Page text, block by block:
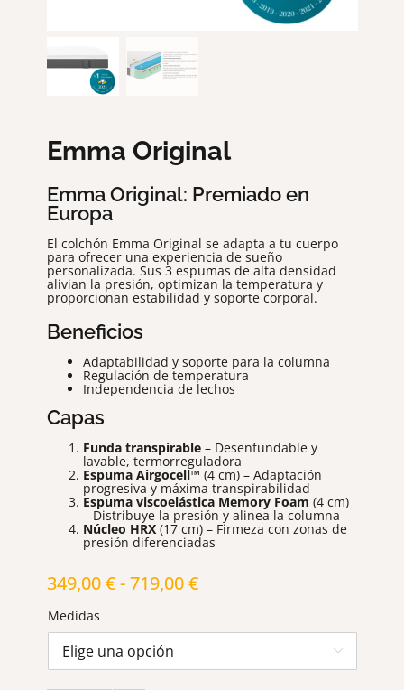
CREA TU SOFÁ A MEDIDA
Emma Original
Emma Original: Premiado en
Europa
El colchón Emma Original se adapta a tu cuerpo
para ofrecer una experiencia de sueño
personalizada. Sus 3 espumas de alta densidad
alivian la presión, optimizan la temperatura y
proporcionan estabilidad y soporte corporal.
Beneficios
Adaptabilidad y soporte para la columna
Regulación de temperatura
Independencia de lechos
Capas
Funda transpirable– Desenfundable y
lavable, termorreguladora
Espuma Airgocell™ (4 cm) – Adaptación
progresiva y máxima transpirabilidad
Espuma viscoelástica Memory Foam (4 cm)
– Distribuye la presión y alinea la columna
Núcleo HRX(17 cm) – Firmeza con zonas de
presión diferenciadas
349,00€ - 719,00€Rango
precios:
Medidas
